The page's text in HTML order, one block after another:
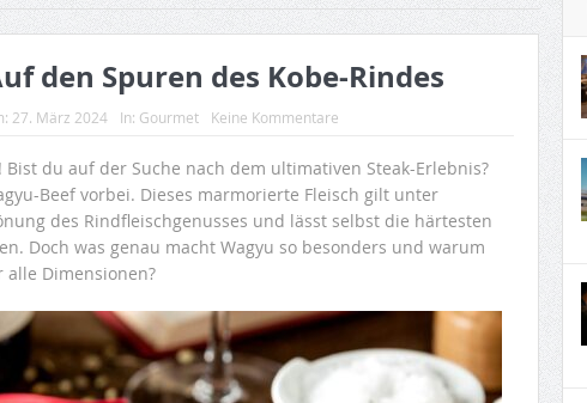
den Spuren des Kobe-Rindes
27. März 2024 In: Gourmet Keine Kommentare
du auf der Suche nach dem ultimativen Steak-Erlebnis?
Beef vorbei. Dieses marmorierte Fleisch gilt unter
des Rindfleischgenusses und lässt selbst die härtesten
Doch was genau macht Wagyu so besonders und warum
Dimensionen?